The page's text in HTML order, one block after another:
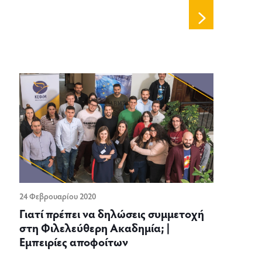
24 Φεβρουαρίου 2020
Γιατί πρέπει να δηλώσεις συμμετοχή
στη Φιλελεύθερη Ακαδημία; |
Εμπειρίες αποφοίτων